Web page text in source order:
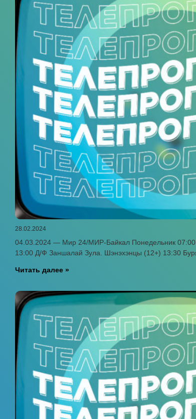
28.02.2024
04.03.2024 — Мир 24/МИР-Байкал Понедельник
13:00 Д/Ф Заншалай Зула. Шэнэхэнцы (12+) 13:30
Читать далее »